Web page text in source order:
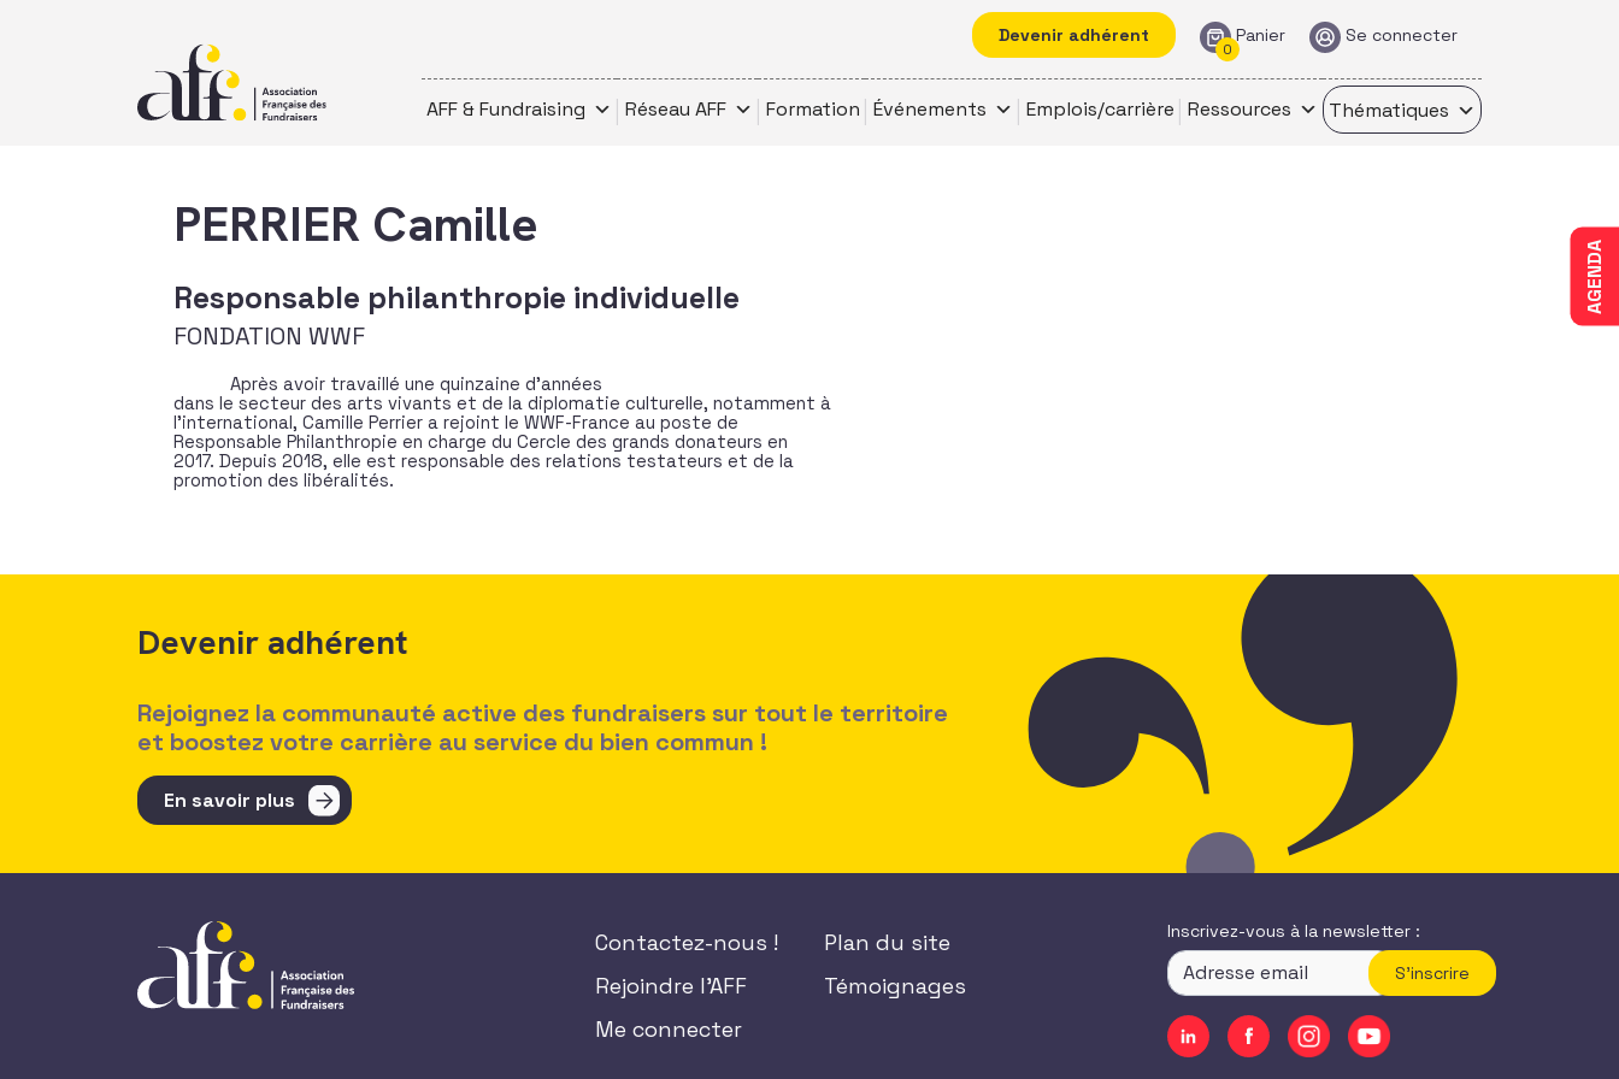
Devenir adhérent Panier
0
Se connecter
AFF & Fundraising Réseau AFF Formation Événements Emplois/carrière Ressources Thématiques
AGENDA
PERRIER Camille
Responsable philanthropie individuelle
FONDATION WWF
Après avoir travaillé une quinzaine d’années
dans le secteur des arts vivants et de la diplomatie culturelle, notamment à
l’international, Camille Perrier a rejoint le WWF-France au poste de
Responsable Philanthropie en charge du Cercle des grands donateurs en
2017. Depuis 2018, elle est responsable des relations testateurs et de la
promotion des libéralités.
Devenir adhérent
Rejoignez la communauté active des fundraisers sur tout le territoire
et boostez votre carrière au service du bien commun !
En savoir plus
Contactez-nous !
Rejoindre l'AFF
Me connecter
Plan du site
Témoignages
Inscrivez-vous à la newsletter :
S'inscrire